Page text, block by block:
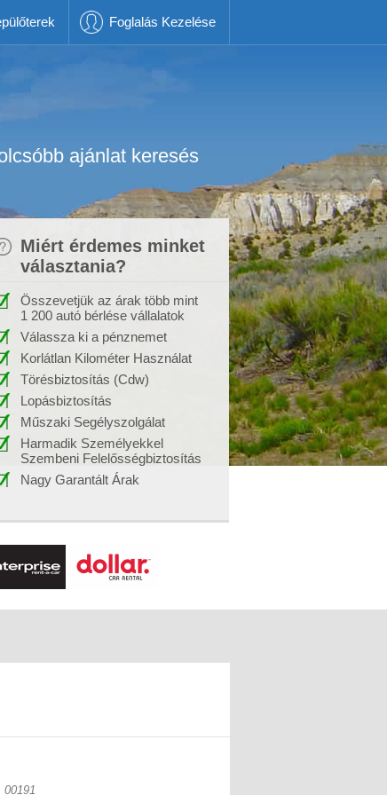
Foglalás Kezelése
ajánlat keresés
Miért érdemes minket
választania?
Összevetjük az árak több mint
1 200 autó bérlése vállalatok
Válassza ki a pénznemet
Korlátlan Kilométer Használat
Törésbiztosítás (Cdw)
Lopásbiztosítás
Műszaki Segélyszolgálat
Harmadik Személyekkel
Szembeni Felelősségbiztosítás
Nagy Garantált Árak